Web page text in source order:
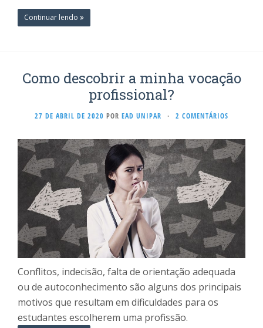
Continuar lendo
Como descobrir a minha vocação
profissional?
27 DE ABRIL DE 2020 POR EAD UNIPAR · 2 COMENTÁRIOS
Conflitos, indecisão, falta de orientação adequada
ou de autoconhecimento são alguns dos principais
motivos que resultam em dificuldades para os
estudantes escolherem uma profissão.